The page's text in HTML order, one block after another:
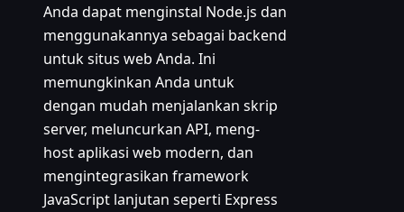
Anda dapat menginstal Node.js dan
menggunakannya sebagai backend
untuk situs web Anda. Ini
memungkinkan Anda untuk
dengan mudah menjalankan skrip
server, meluncurkan API, meng-
host aplikasi web modern, dan
mengintegrasikan framework
JavaScript lanjutan seperti Express